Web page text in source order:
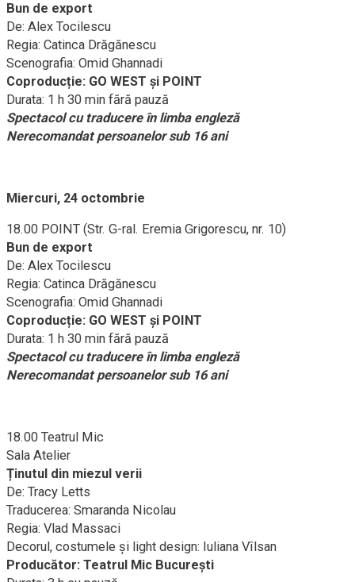
Bun de export
De: Alex Tocilescu
Regia: Catinca Drăgănescu
Scenografia: Omid Ghannadi
Coproducție: GO WEST și POINT
Durata: 1 h 30 min fără pauză
Spectacol cu traducere în limba engleză
Nerecomandat persoanelor sub 16 ani
Miercuri, 24 octombrie
18.00 POINT (Str. G-ral. Eremia Grigorescu, nr. 10)
Bun de export
De: Alex Tocilescu
Regia: Catinca Drăgănescu
Scenografia: Omid Ghannadi
Coproducție: GO WEST și POINT
Durata: 1 h 30 min fără pauză
Spectacol cu traducere în limba engleză
Nerecomandat persoanelor sub 16 ani
18.00 Teatrul Mic
Sala Atelier
Ținutul din miezul verii
De: Tracy Letts
Traducerea: Smaranda Nicolau
Regia: Vlad Massaci
Decorul, costumele și light design: Iuliana Vîlsan
Producător: Teatrul Mic București